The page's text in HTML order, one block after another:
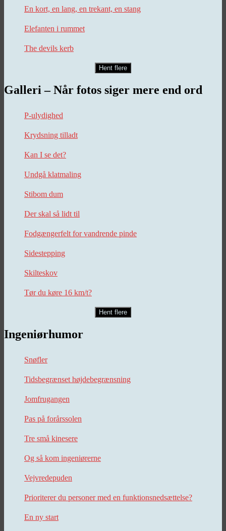
En kort, en lang, en trekant, en stang
Elefanten i rummet
The devils kerb
Hent flere
Galleri – Når fotos siger mere end ord
P-ulydighed
Krydsning tilladt
Kan I se det?
Undgå klatmaling
Stibom dum
Der skal så lidt til
Fodgængerfelt for vandrende pinde
Sidestepping
Skilteskov
Tør du køre 16 km/t?
Hent flere
Ingeniørhumor
Snøfler
Tidsbegrænset højdebegrænsning
Jomfrugangen
Pas på forårssolen
Tre små kinesere
Og så kom ingeniørerne
Vejvredepuden
Prioriterer du personer med en funktionsnedsættelse?
En ny start